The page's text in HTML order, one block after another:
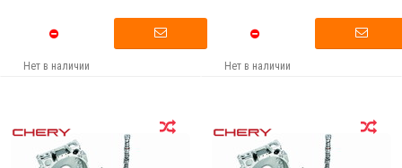
Нет в наличии Нет в наличии